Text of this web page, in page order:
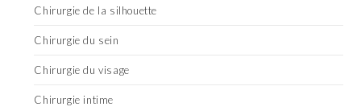
Chirurgie de la silhouette
Chirurgie du sein
Chirurgie du visage
Chirurgie intime